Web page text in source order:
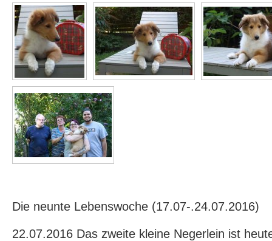
Die neunte Lebenswoche (17.07-.24.07.2016)
22.07.2016 Das zweite kleine Negerlein ist